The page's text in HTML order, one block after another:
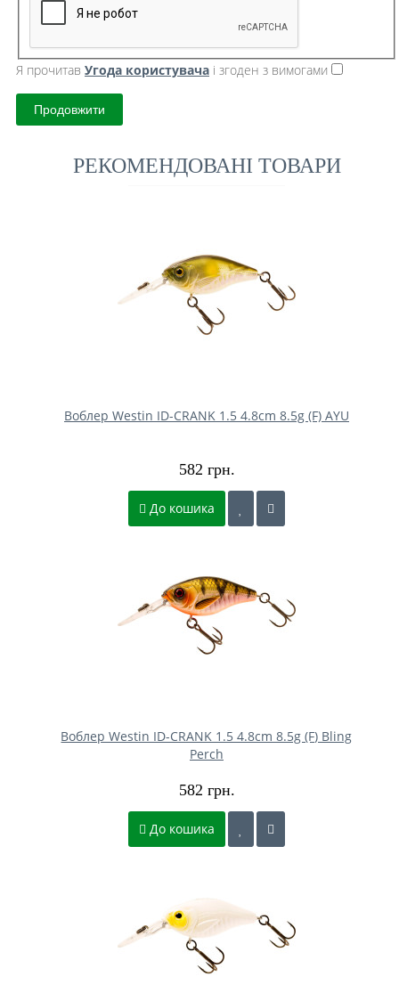
Я прочитав Угода користувача і згоден з вимогами
Продовжити
РЕКОМЕНДОВАНІ ТОВАРИ
Воблер Westin ID-CRANK 1.5 4.8cm 8.5g (F) AYU
582 грн.
До кошика
Воблер Westin ID-CRANK 1.5 4.8cm 8.5g (F) Bling
Perch
582 грн.
До кошика